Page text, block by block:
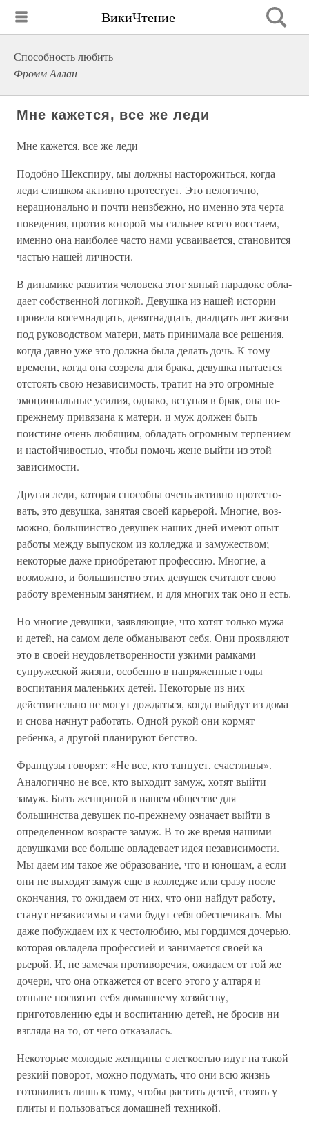
ВикиЧтение
Способность любить
Фромм Аллан
Мне кажется, все же леди
Мне кажется, все же леди
Подобно Шекспиру, мы должны насторожиться, когда
леди слишком активно протестует. Это нелогично,
нераци­онально и почти неизбежно, но именно эта черта
поведе­ния, против которой мы сильнее всего восстаем,
именно она наиболее часто нами усваивается, становится
частью нашей личности.
В динамике развития человека этот явный парадокс обла­
дает собственной логикой. Девушка из нашей истории
про­вела восемнадцать, девятнадцать, двадцать лет жизни
под руководством матери, мать принимала все решения,
когда давно уже это должна была делать дочь. К тому
времени, когда она созрела для брака, девушка пытается
отстоять свою независимость, тратит на это огромные
эмоциональные усилия, однако, вступая в брак, она по-
прежнему привязана к матери, и муж должен быть
поистине очень любящим, об­ладать огромным терпением
и настойчивостью, чтобы по­мочь жене выйти из этой
зависимости.
Другая леди, которая способна очень активно протесто­
вать, это девушка, занятая своей карьерой. Многие, воз­
можно, большинство девушек наших дней имеют опыт
ра­боты между выпуском из колледжа и замужеством;
некото­рые даже приобретают профессию. Многие, а
возможно, и большинство этих девушек считают свою
работу времен­ным занятием, и для многих так оно и есть.
Но многие девушки, заявляющие, что хотят только мужа
и детей, на самом деле обманывают себя. Они проявляют
это в своей неудовлетворенности узкими рамками
супружеской жизни, особенно в напряженные годы
воспитания маленьких детей. Некоторые из них
действительно не могут дождаться, когда выйдут из дома
и снова начнут работать. Одной рукой они кормят
ребенка, а другой планируют бегство.
Французы говорят: «Не все, кто танцует, счастливы».
Аналогично не все, кто выходит замуж, хотят выйти
замуж. Быть женщиной в нашем обществе для
большинства девушек по-прежнему означает выйти в
определенном возрасте замуж. В то же время нашими
девушками все больше овладевает идея независимости.
Мы даем им такое же образование, что и юношам, а если
они не выходят замуж еще в колледже или сразу после
окончания, то ожидаем от них, что они найдут работу,
станут независимы и сами будут себя обеспечивать. Мы
даже побуждаем их к честолюбию, мы гордимся доче­рью,
которая овладела профессией и занимается своей ка­
рьерой. И, не замечая противоречия, ожидаем от той же
дочери, что она откажется от всего этого у алтаря и
отныне посвятит себя домашнему хозяйству,
приготовлению еды и воспитанию детей, не бросив ни
взгляда на то, от чего от­казалась.
Некоторые молодые женщины с легкостью идут на та­кой
резкий поворот, можно подумать, что они всю жизнь
готовились лишь к тому, чтобы растить детей, стоять у
пли­ты и пользоваться домашней техникой.